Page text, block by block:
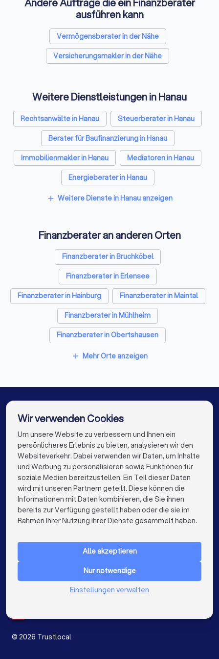
Finanzberater in Hanau.
Andere Aufträge die ein Finanzberater
ausführen kann
Vermögensberater in der Nähe
Versicherungsmakler in der Nähe
Weitere Dienstleistungen in Hanau
Rechtsanwälte in Hanau
Steuerberater in Hanau
Berater für Baufinanzierung in Hanau
Immobilienmakler in Hanau
Mediatoren in Hanau
Energieberater in Hanau
add Weitere Dienste in Hanau anzeigen
Finanzberater an anderen Orten
Finanzberater in Bruchköbel
Finanzberater in Erlensee
Finanzberater in Hainburg
Finanzberater in Maintal
Finanzberater in Mühlheim
Finanzberater in Obertshausen
Finanzberater in Rodenbach (Hessen)
Finanzberater in Offenbach am Main
Finanzberater in Berlin
Finanzberater in Hamburg
Finanzberater in München
Finanzberater in Köln
Finanzberater in Frankfurt am Main
Finanzberater in Stuttgart
Finanzberater in Düsseldorf
Finanzberater in Bremen
Finanzberater in Nürnberg
Finanzberater in Dresden
Finanzberater in Hannover
Finanzberater in Leipzig
add Mehr Orte anzeigen
Die besten Finanzberater für Sie
info@trustlocal.de
FÜR PRIVATPERSONEN
Niederlande
© 2026 Trustlocal
Wir verwenden Cookies
Um unsere Website zu verbessern und Ihnen ein
persönlicheres Erlebnis zu bieten, analysieren wir den
Websiteverkehr. Dabei verwenden wir Daten, um Inhalte
und Werbung zu personalisieren sowie Funktionen für
soziale Medien bereitzustellen. Ein Teil dieser Daten
wird mit unseren Partnern geteilt. Diese können die
Informationen mit Daten kombinieren, die Sie ihnen
bereits zur Verfügung gestellt haben oder die sie im
Rahmen Ihrer Nutzung ihrer Dienste gesammelt haben.
Alle akzeptieren
Nur notwendige
Einstellungen verwalten